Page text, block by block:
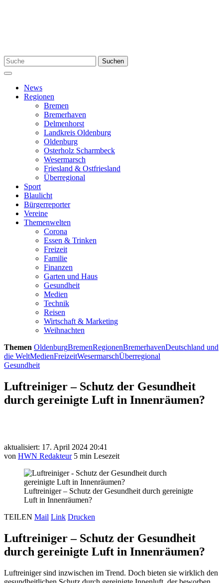
Suchen
nach:
Suchen
Menü
News
Regionen
Bremen
Bremerhaven
Delmenhorst
Landkreis Oldenburg
Oldenburg
Osterholz Scharmbeck
Wesermarsch
Friesland & Ostfriesland
Überregional
Sport
Blaulicht
Bürgerreporter
Vereine
Themenwelten
Corona
Essen & Trinken
Freizeit
Familie
Finanzen
Garten und Haus
Gesundheit
Medien
Technik
Reisen
Wirtschaft & Marketing
Weihnachten
Themen OldenburgBremenRegionenBremerhavenDeutschland und
die WeltMedienFreizeitWesermarschÜberregional
Gesundheit
Luftreiniger – Schutz der Gesundheit
durch gereinigte Luft in Innenräumen?
aktualisiert: 17. April 2024 20:41
von HWN Redakteur 5 min Lesezeit
Luftreiniger – Schutz der Gesundheit durch gereinigte
Luft in Innenräumen?
TEILEN Mail Link Drucken
Luftreiniger – Schutz der Gesundheit
durch gereinigte Luft in Innenräumen?
Luftreiniger sind inzwischen im Trend. Doch bieten sie wirklich den